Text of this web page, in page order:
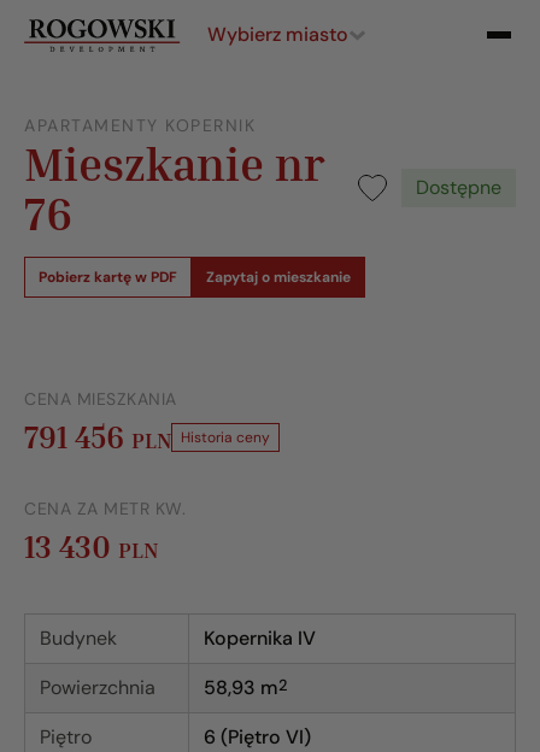
Wybierz miasto
APARTAMENTY KOPERNIK
Mieszkanie nr
76
Dostępne
Pobierz kartę w PDF Zapytaj o mieszkanie
CENA MIESZKANIA
791 456 PLN Historia ceny
CENA ZA METR KW.
13 430 PLN
Budynek
Kopernika IV
Powierzchnia
58,93 m2
Piętro
6 (Piętro VI)